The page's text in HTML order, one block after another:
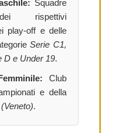
Squadre
rispettivi
play-off e delle
Serie C1,
D e Under 19.
Club
e della
.